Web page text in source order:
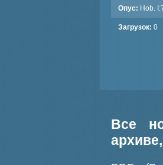
Опус: Hob.
Загрузок: 0
Все